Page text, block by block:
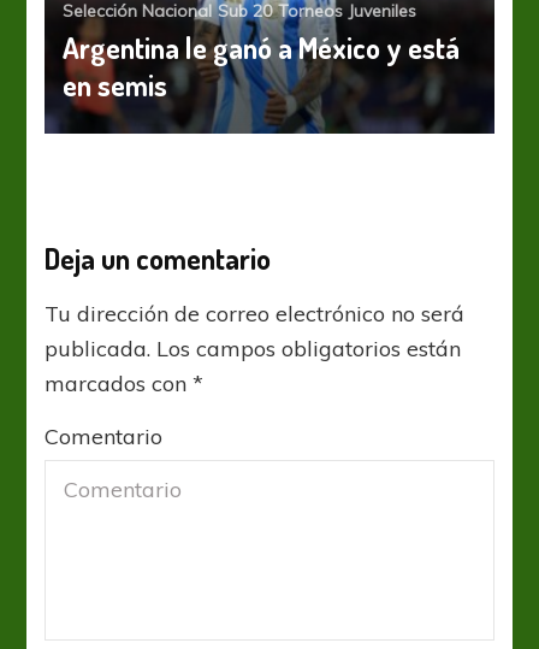
Selección Nacional Sub 20 Torneos Juveniles
Argentina le ganó a México y está
en semis
Deja un comentario
Tu dirección de correo electrónico no será
publicada. Los campos obligatorios están
marcados con*
Comentario